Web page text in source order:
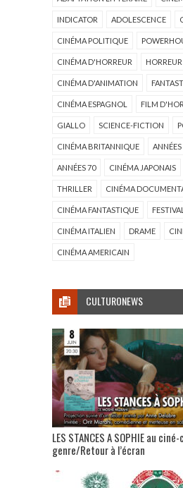
INDICATOR ADOLESCENCE
CINÉMA POLITIQUE
CINÉMA D'HORREUR HORREUR
CINÉMA D'ANIMATION
CINÉMA ESPAGNOL FILM
GIALLO SCIENCE-FICTION
CINÉMA BRITANNIQUE
ANNÉES 70 CINÉMA JAPONAIS
THRILLER CINÉMA
CINÉMA FANTASTIQUE FESTIVAL
CINÉMA ITALIEN DRAME
CINÉMA AMERICAIN
CULTURONEWS
LES STANCES A SOPHIE au
genre/Retour à l’écran